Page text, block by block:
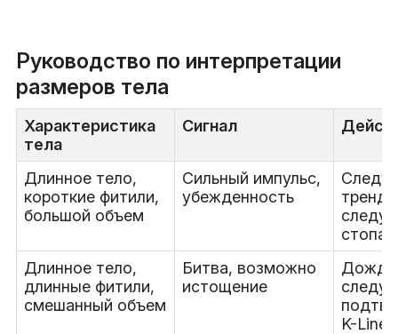
Руководство по интерпретации
размеров тела
Характеристика
тела
Сигнал
Длинное тело,
короткие фитили,
большой объем
Сильный импульс,
убежденность
стопам
Длинное тело,
длинные фитили,
смешанный объем
Битва, возможно
истощение
K-Line